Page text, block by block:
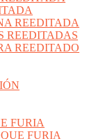
REEDITADA
REEDITADAS
REEDITADO
FURIA
FURIA